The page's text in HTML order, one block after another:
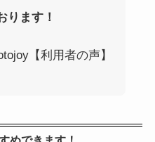
ります！
【利用者の声】